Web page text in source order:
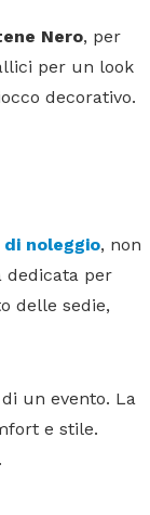
Nero, per
per un look
decorativo.
di noleggio, non
dedicata per
delle sedie,
un evento. La
e stile.